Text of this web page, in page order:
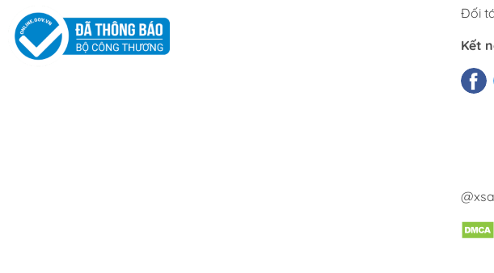
Đối
Kết